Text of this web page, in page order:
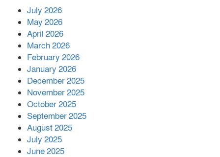
পর ফোন তারেক রহমানের,গ্যাস সঙ্কট
July 2026
May 2026
April 2026
March 2026
February 2026
January 2026
December 2025
November 2025
October 2025
September 2025
August 2025
July 2025
June 2025